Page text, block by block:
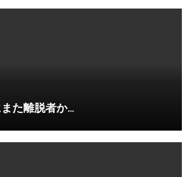
た離脱者か…